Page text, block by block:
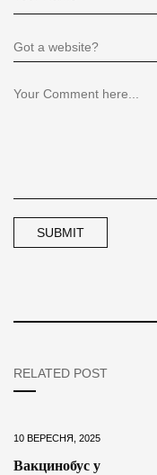
RELATED POST
10 ВЕРЕСНЯ, 2025
Вакцинобус у